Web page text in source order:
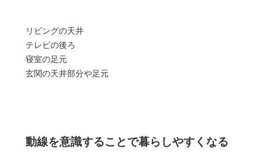
リビングの天井
テレビの後ろ
寝室の足元
玄関の天井部分や足元
動線を意識することで暮らしやすくなる